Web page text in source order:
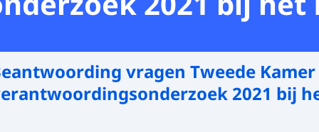
vragen Tweede
2021 bij